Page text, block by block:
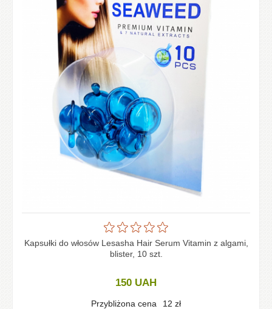
Kapsułki do włosów Lesasha Hair Serum Vitamin z algami,
blister, 10 szt.
150 UAH
Przybliżona cena 12 zł